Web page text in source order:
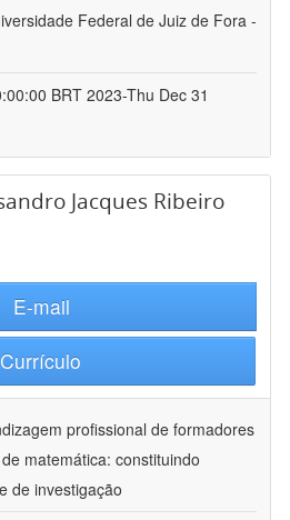
Federal de Juiz de Fora -
BRT 2023-Thu Dec 31
Jacques Ribeiro
E-mail
Currículo
profissional de formadores
matemática: constituindo
de investigação